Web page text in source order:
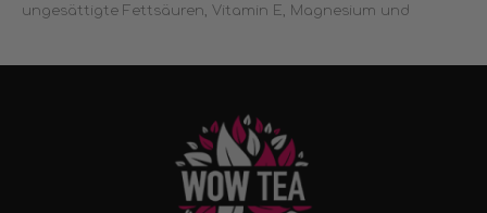
ungesättigte Fettsäuren, Vitamin E, Magnesium und